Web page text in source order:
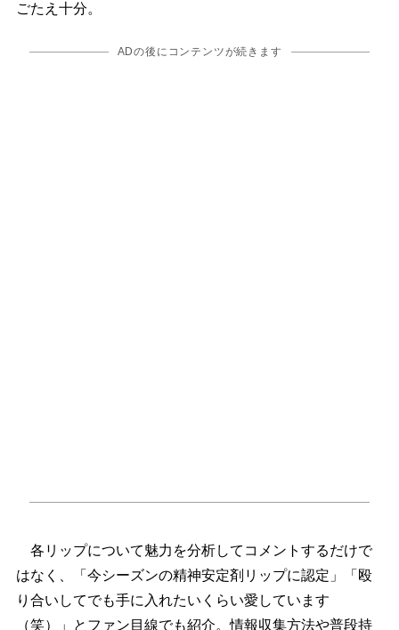
ごたえ十分。
ADの後にコンテンツが続きます
各リップについて魅力を分析してコメントするだけで
はなく、「今シーズンの精神安定剤リップに認定」「殴
り合いしてでも手に入れたいくらい愛しています
（笑）」とファン目線でも紹介。情報収集方法や普段持